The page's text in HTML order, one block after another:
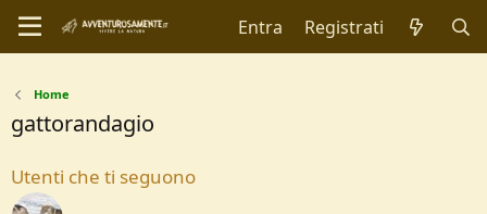
Entra Registrati
Home
gattorandagio
Utenti che ti seguono